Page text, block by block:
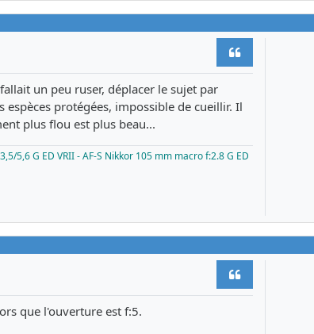
un peu ruser, déplacer le sujet par
espèces protégées, impossible de cueillir. Il
plus flou est plus beau...
5,6 G ED VRII - AF-S Nikkor 105 mm macro f:2.8 G ED
que l'ouverture est f:5.